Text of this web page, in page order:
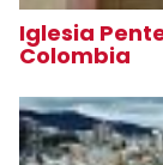
Iglesia
Colombia